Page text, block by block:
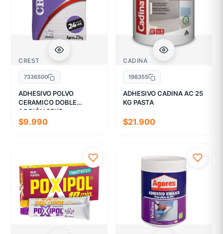
CREST
7336500
ADHESIVO POLVO
CERAMICO DOBLE
ACCIÓN 25KG
$9.990
CADINA
198355
ADHESIVO CADINA AC 25
KG PASTA
$21.900